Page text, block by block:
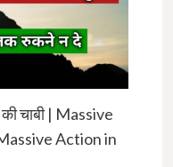
चाबी | Massive
Action in